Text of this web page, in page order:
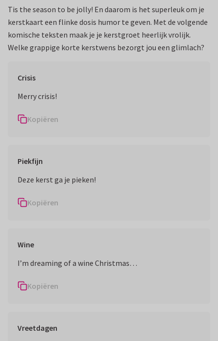
Tis the season to be jolly! En daarom is het superleuk om je
kerstkaart een flinke dosis humor te geven. Met de volgende
komische teksten maak je je kerstgroet heerlijk vrolijk.
Welke grappige korte kerstwens bezorgt jou een glimlach?
Crisis
Merry crisis!
Kopiëren
Piekfijn
Deze kerst ga je pieken!
Kopiëren
Wine
I’m dreaming of a wine Christmas…
Kopiëren
Vreetdagen